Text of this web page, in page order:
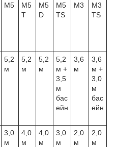
М5
М5
T
M5
D
M5
TS
М3
M3
TS
5,2
м
5,2
м
5,2
м
5,2
м +
3,5
м
бас
ейн
3,6
м
3,6
м +
3,0
м
бас
ейн
3,0
м
4,0
м
4,0
м
3,0
м
2,0
м
2,0
м